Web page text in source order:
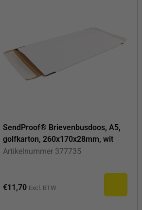
SendProof® Brievenbusdoos, A5,
golfkarton, 260x170x28mm, wit
Artikelnummer 377735
€11,70 Excl. BTW